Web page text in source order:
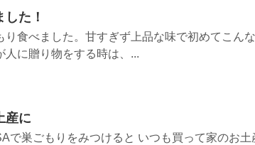
た！
食べました。甘すぎず上品な味で初めてこんな
に贈り物をする時は、...
産に
で巣ごもりをみつけると いつも買って家のお土